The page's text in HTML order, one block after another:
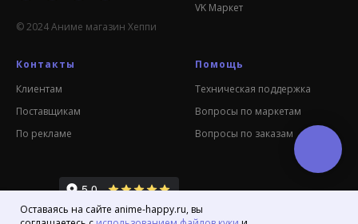
© 2024 Аниме магазин Хеппи
VK Маркет
Контакты
Клиентам
Поставщикам
По рекламе
Помощь
Техническая поддержка
Вопросы по маркетам
Вопросы по заказам
Оставаясь на сайте anime-happy.ru, вы